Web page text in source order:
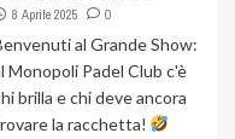
8 Aprile 2025
0
al Grande Show:
Monopoli Padel Club c'è
brilla e chi deve ancora
la racchetta!